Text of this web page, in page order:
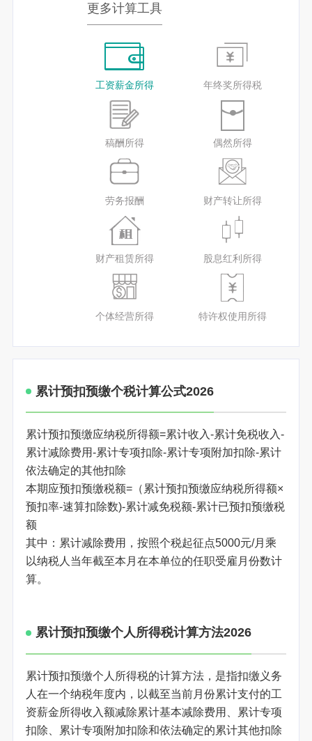
更多计算工具
工资薪金所得 年终奖所得税
稿酬所得 偶然所得
劳务报酬 财产转让所得
财产租赁所得 股息红利所得
个体经营所得 特许权使用所得
累计预扣预缴个税计算公式2026
累计预扣预缴应纳税所得额=累计收入-累计免税收入-
累计减除费用-累计专项扣除-累计专项附加扣除-累计
依法确定的其他扣除
本期应预扣预缴税额=（累计预扣预缴应纳税所得额×
预扣率-速算扣除数)-累计减免税额-累计已预扣预缴税
额
其中：累计减除费用，按照个税起征点5000元/月乘
以纳税人当年截至本月在本单位的任职受雇月份数计
算。
累计预扣预缴个人所得税计算方法2026
累计预扣预缴个人所得税的计算方法，是指扣缴义务
人在一个纳税年度内，以截至当前月份累计支付的工
资薪金所得收入额减除累计基本减除费用、累计专项
扣除、累计专项附加扣除和依法确定的累计其他扣除